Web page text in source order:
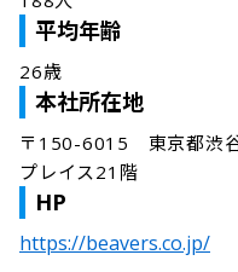
平均年齢
26歳
本社所在地
〒150-6015　東京都渋
プレイス21階
HP
https://beavers.co.jp/